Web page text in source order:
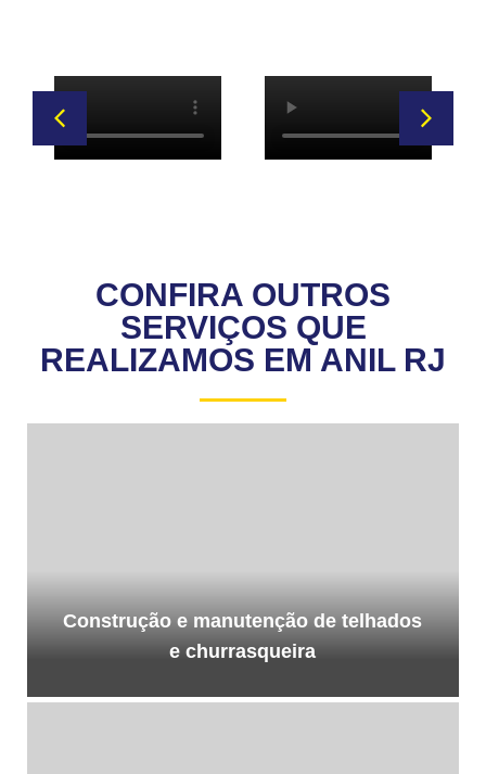
CONFIRA OUTROS
SERVIÇOS QUE
REALIZAMOS EM ANIL RJ
Construção e manutenção de telhados
e churrasqueira